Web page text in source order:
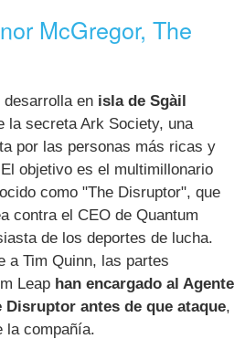
McGregor, The
en isla de Sgàil
la secreta Ark Society, una
por las personas más ricas y
objetivo es el multimillonario
como "The Disruptor", que
contra el CEO de Quantum
de los deportes de lucha.
a Tim Quinn, las partes
Leap han encargado al Agente
Disruptor antes de que ataque,
la compañía.